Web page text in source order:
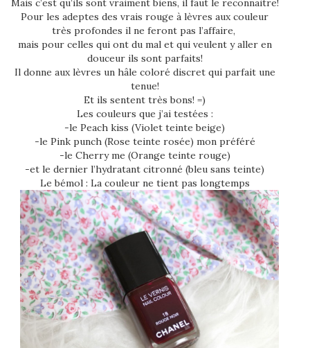
Mais c’est qu’ils sont vraiment biens, il faut le reconnaitre!
Pour les adeptes des vrais rouge à lèvres aux couleur
très profondes il ne feront pas l’affaire,
mais pour celles qui ont du mal et qui veulent y aller en
douceur ils sont parfaits!
Il donne aux lèvres un hâle coloré discret qui parfait une
tenue!
Et ils sentent très bons! =)
Les couleurs que j’ai testées :
-le Peach kiss (Violet teinte beige)
-le Pink punch (Rose teinte rosée) mon préféré
-le Cherry me (Orange teinte rouge)
-et le dernier l’hydratant citronné (bleu sans teinte)
Le bémol : La couleur ne tient pas longtemps